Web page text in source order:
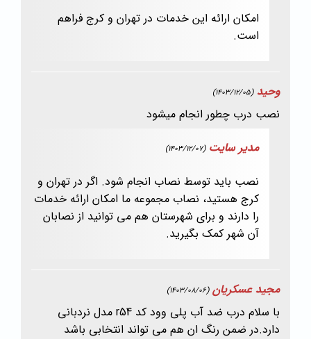
امکان ارائه این خدمات در تهران و کرج فراهم
است.
وحید (1403/12/05)
نصب درب چطور انجام میشود
مدیر سایت (1403/12/07)
نصب باید توسط نصاب انجام شود. اگر در تهران و
کرج هستید، نصاب مجموعه ما امکان ارائه خدمات
را دارند و برای شهرستان هم می توانید از نصابان
آن شهر کمک بگیرید.
مجید عسکریان (1403/08/06)
با سلام درب ضد آب پلی وود کد r54 مدل نردبانی
دارد.در ضمن رنگ ان هم می تواند انتخابی باشد